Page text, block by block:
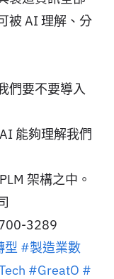
被 AI 理解、分
們要不要導入
能夠理解我們
架構之中。
3289
型 #製造業數
#GreatO #